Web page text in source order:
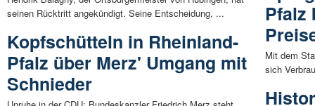
seinen Rücktritt angekündigt. Seine Entscheidung, ...
Kopfschütteln in Rheinland-
Pfalz über Merz' Umgang mit
Schnieder
Pfalz
Mit dem
sich